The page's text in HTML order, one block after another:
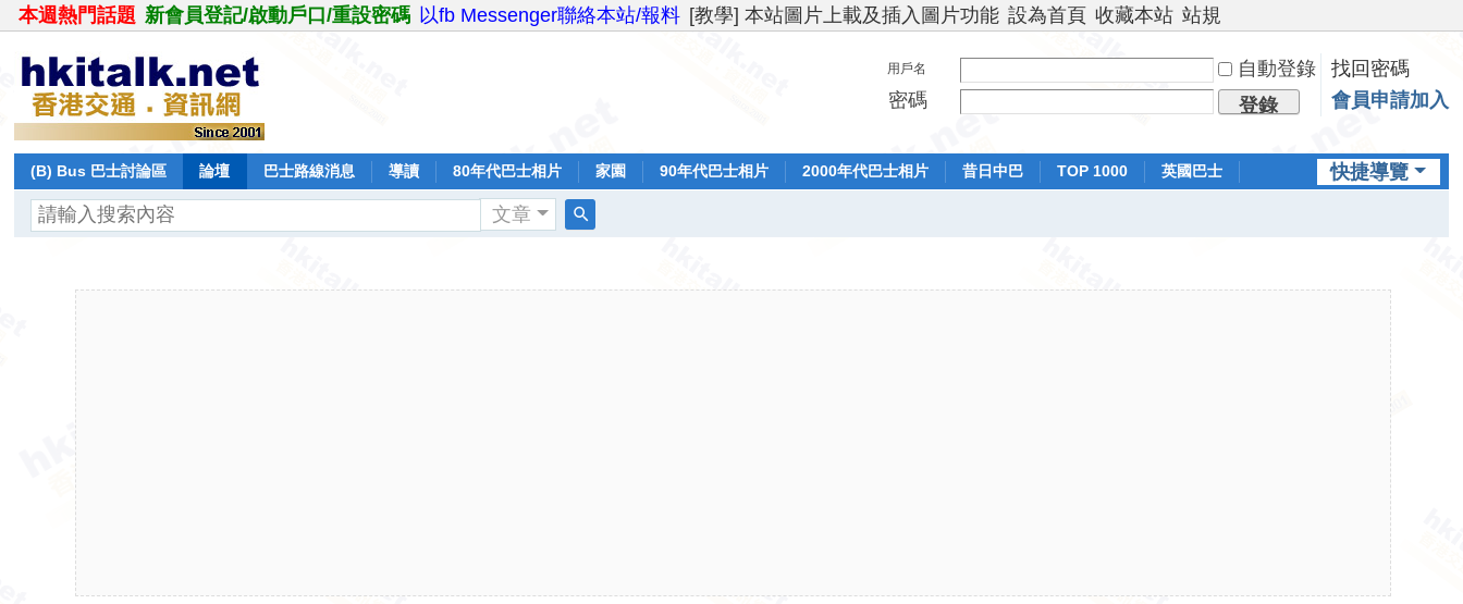
本週熱門話題 新會員登記/啟動戶口/重設密碼 以fb Messenger聯絡本站/報料 [教學] 本站圖片上載及插入圖片功能 設為首頁 收藏本站 站規
用戶名 自動登錄
找回密碼
密碼
登錄 會員申請加入
快捷導覽
(B) Bus 巴士討論區 論壇 巴士路線消息 導讀 80年代巴士相片 家園 90年代巴士相片 2000年代巴士相片 昔日中巴 TOP 1000
英國巴士
文章